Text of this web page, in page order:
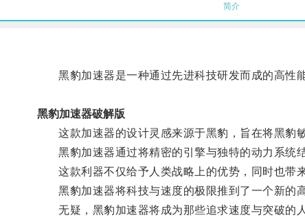
简介
黑豹加速器是一种通过先进科技研发而成的高性能
黑豹加速器破解版
这款加速器的设计灵感来源于黑豹，旨在将黑豹敏
黑豹加速器通过将精密的引擎与独特的动力系统结
这款利器不仅给予人类战略上的优势，同时也带来
黑豹加速器将科技与速度的极限推到了一个新的高
无疑，黑豹加速器将成为那些追求速度与突破的人